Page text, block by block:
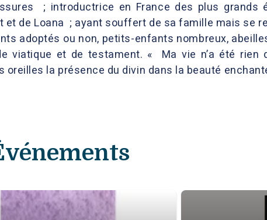
; introductrice en France des plus grands
et de Loana ; ayant souffert de sa famille mais se
adoptés ou non, petits-enfants nombreux,
viatique et de testament. « Ma vie n’a été rien
oreilles la présence du divin dans la beauté